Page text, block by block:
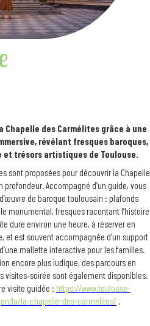
Chapelle des Carmélites grâce à une
révélant fresques baroques,
et trésors artistiques de Toulouse.
sont proposées pour découvrir la Chapelle
profondeur. Accompagné d’un guide, vous
de baroque toulousain : plafonds
monumental, fresques racontant l’histoire
dure environ une heure, à réserver en
et est souvent accompagnée d’un support
mallette interactive pour les familles.
encore plus ludique, des parcours en
visites-soirée sont également disponibles.
visite guidée : https://www.toulouse-
la-chapelle-des-carmelites/ .